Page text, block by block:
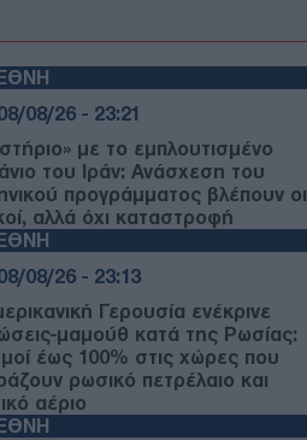
08/26 - 23:21
με το εμπλουτισμένο
του Ιράν: Ανάσχεση του
προγράμματος βλέπουν οι
αλλά όχι καταστροφή
08/26 - 23:13
Γερουσία ενέκρινε
μαμούθ κατά της Ρωσίας:
έως 100% στις χώρες που
ρωσικό πετρέλαιο και
αέριο